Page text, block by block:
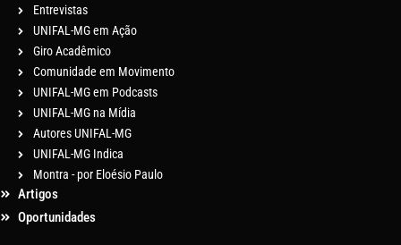
Entrevistas
UNIFAL-MG em Ação
Giro Acadêmico
Comunidade em Movimento
UNIFAL-MG em Podcasts
UNIFAL-MG na Mídia
Autores UNIFAL-MG
UNIFAL-MG Indica
Montra - por Eloésio Paulo
Artigos
Oportunidades